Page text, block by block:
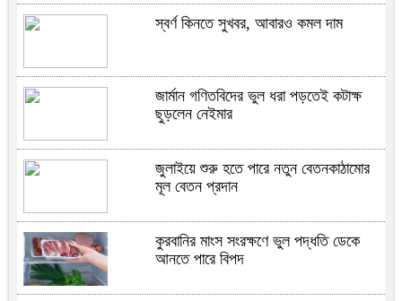
স্বর্ণ কিনতে সুখবর, আবারও কমল দাম
জার্মান গণিতবিদের ভুল ধরা পড়তেই কটাক্ষ
ছুড়লেন নেইমার
জুলাইয়ে শুরু হতে পারে নতুন বেতনকাঠামোর
মূল বেতন প্রদান
কুরবানির মাংস সংরক্ষণে ভুল পদ্ধতি ডেকে
আনতে পারে বিপদ